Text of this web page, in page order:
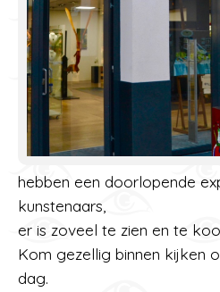
hebben een doorlopende
kunstenaars,
er is zoveel te zien en te
Kom gezellig binnen kijken
dag.